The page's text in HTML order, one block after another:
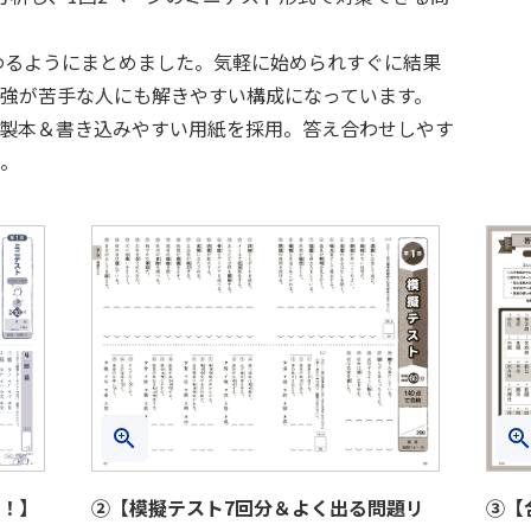
ようにまとめました。気軽に始められすぐに結果
苦手な人にも解きやすい構成になっています。
本＆書き込みやすい用紙を採用。答え合わせしやす
】
②【模擬テスト7回分＆よく出る問題リ
③【